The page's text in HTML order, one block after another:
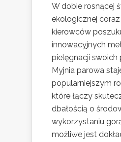
W dobie rosnącej
ekologicznej
kierowców
innowacyjnych
pielęgnacji swoich
Myjnia parowa
popularniejszym
które łączy
dbałością o
wykorzystaniu
możliwe jest